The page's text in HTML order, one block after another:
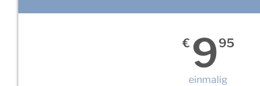
€ 995
einmalig